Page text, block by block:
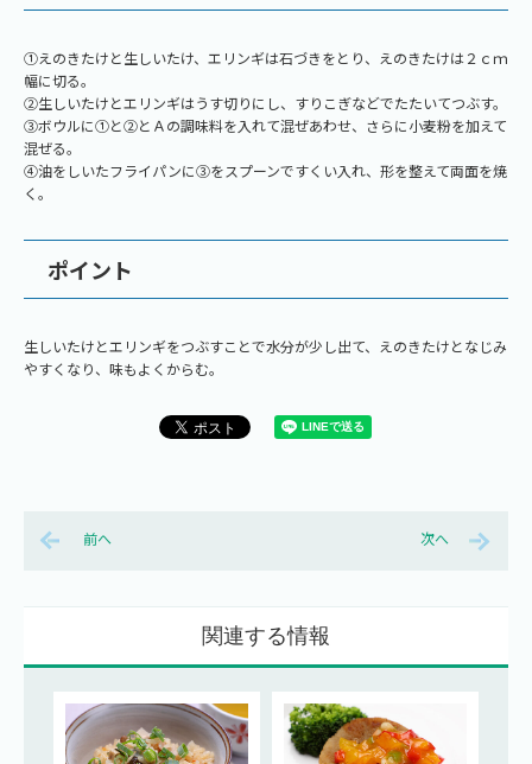
①えのきたけと生しいたけ、エリンギは石づきをとり、えのきたけは２ｃｍ
幅に切る。
②生しいたけとエリンギはうす切りにし、すりこぎなどでたたいてつぶす。
③ボウルに①と②とＡの調味料を入れて混ぜあわせ、さらに小麦粉を加えて
混ぜる。
④油をしいたフライパンに③をスプーンですくい入れ、形を整えて両面を焼
く。
ポイント
生しいたけとエリンギをつぶすことで水分が少し出て、えのきたけとなじみ
やすくなり、味もよくからむ。
前へ 次へ
関連する情報